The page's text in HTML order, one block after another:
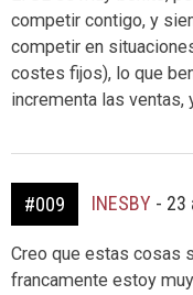
competir contigo, y
competir en
costes fijos), lo que
incrementa las ventas,
#009 INESBY - 23
Creo que estas cosas
francamente estoy